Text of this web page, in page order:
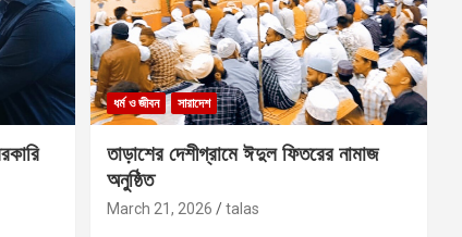
ধর্ম ও জীবন সারাদেশ
তাড়াশের দেশীগ্রামে ঈদুল ফিতরের নামাজ
অনুষ্ঠিত
March 21, 2026 talas